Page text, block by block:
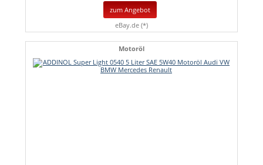
zum Angebot
eBay.de (*)
Motoröl